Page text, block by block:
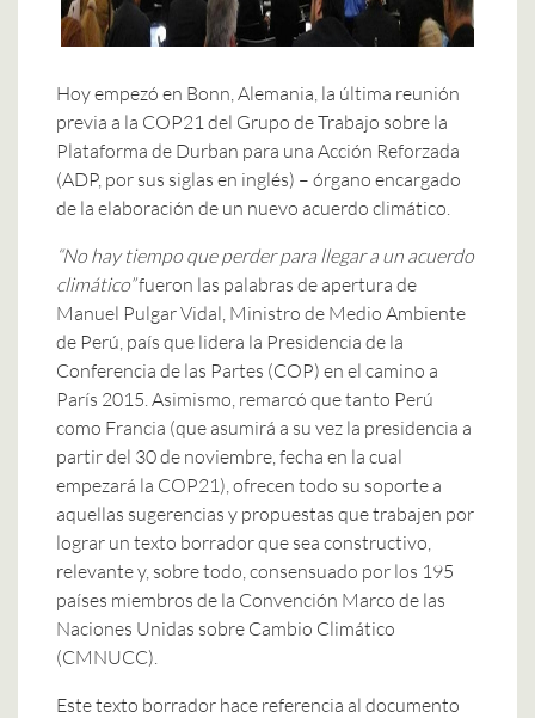
Hoy empezó en Bonn, Alemania, la última reunión
previa a la COP21 del Grupo de Trabajo sobre la
Plataforma de Durban para una Acción Reforzada
(ADP, por sus siglas en inglés) – órgano encargado
de la elaboración de un nuevo acuerdo climático.
“No hay tiempo que perder para llegar a un acuerdo
climático”fueron las palabras de apertura de
Manuel Pulgar Vidal, Ministro de Medio Ambiente
de Perú, país que lidera la Presidencia de la
Conferencia de las Partes (COP) en el camino a
París 2015. Asimismo, remarcó que tanto Perú
como Francia (que asumirá a su vez la presidencia a
partir del 30 de noviembre, fecha en la cual
empezará la COP21), ofrecen todo su soporte a
aquellas sugerencias y propuestas que trabajen por
lograr un texto borrador que sea constructivo,
relevante y, sobre todo, consensuado por los 195
países miembros de la Convención Marco de las
Naciones Unidas sobre Cambio Climático
(CMNUCC).
Este texto borrador hace referencia al documento